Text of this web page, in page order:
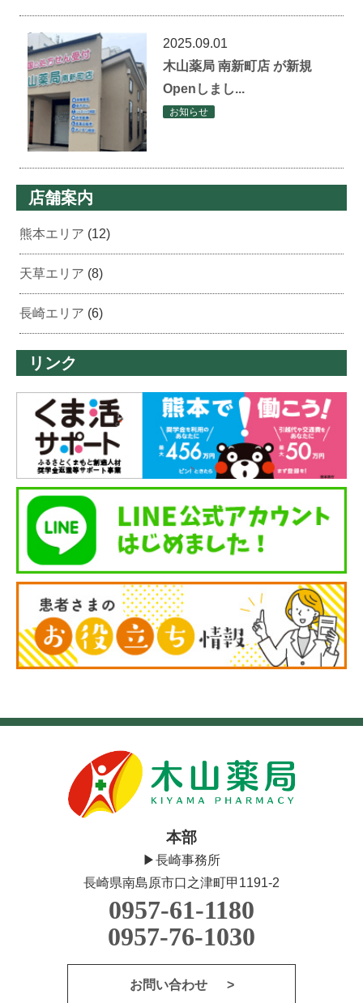
2025.09.01
木山薬局 南新町店 が新規
Openしまし...
お知らせ
店舗案内
熊本エリア (12)
天草エリア (8)
長崎エリア (6)
リンク
本部
▶長崎事務所
長崎県南島原市口之津町甲1191-2
0957-61-1180
0957-76-1030
お問い合わせ